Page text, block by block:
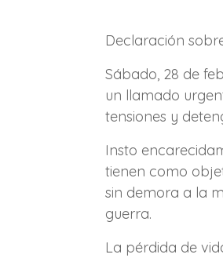
Declaración
Sábado, 28 de
un llamado
tensiones y
Insto
tienen como
sin demora a la
guerra.
La pérdida de